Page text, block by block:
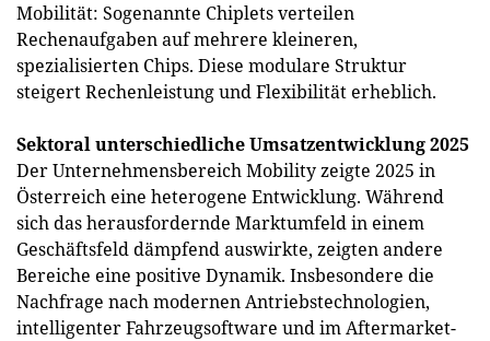
Mobilität: Sogenannte Chiplets verteilen
Rechenaufgaben auf mehrere kleineren,
spezialisierten Chips. Diese modulare Struktur
steigert Rechenleistung und Flexibilität erheblich.
Sektoral unterschiedliche Umsatzentwicklung 2025
Der Unternehmensbereich Mobility zeigte 2025 in
Österreich eine heterogene Entwicklung. Während
sich das herausfordernde Marktumfeld in einem
Geschäftsfeld dämpfend auswirkte, zeigten andere
Bereiche eine positive Dynamik. Insbesondere die
Nachfrage nach modernen Antriebstechnologien,
intelligenter Fahrzeugsoftware und im Aftermarket-